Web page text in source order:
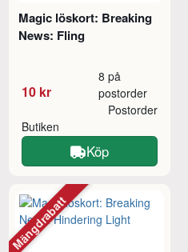
Magic löskort: Breaking
News: Fling
10 kr
8 på
postorder
Butiken
Postorder
Köp
Mängdrabatt